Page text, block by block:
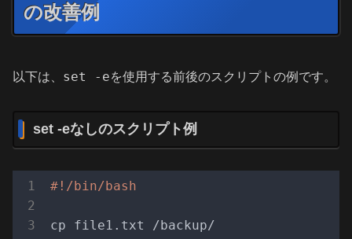
の改善例
以下は、 set -eを使用する前後のスクリプトの例です。
set -eなしのスクリプト例
cp file1.txt /backup/